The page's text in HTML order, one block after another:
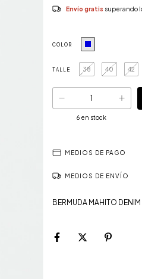
Envío gratis superando
COLOR
TALLE 38 40 42
6 en stock
MEDIOS DE PAGO
MEDIOS DE ENVÍO
BERMUDA MAHITO